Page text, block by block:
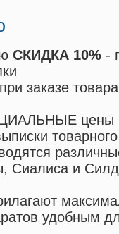
СКИДКА 10% -
при заказе
цены
Сиалиса и
удобным